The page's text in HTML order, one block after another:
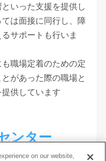
いった支援を提供し
は面接に同行し、障
サポートも行いま
職場定着のための定
があった際の職場と
供しています
ンター
on our website,